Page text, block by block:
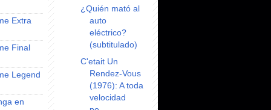
Extra
Final
Legend
en
¿Quién mató al
auto
eléctrico?
(subtitulado)
C'etait Un
Rendez-Vous
(1976): A toda
velocidad